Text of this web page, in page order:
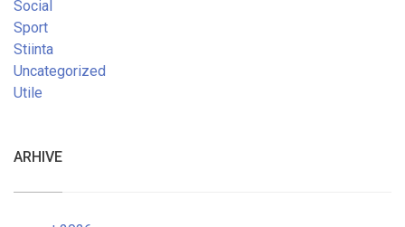
Social
Sport
Stiinta
Uncategorized
Utile
ARHIVE